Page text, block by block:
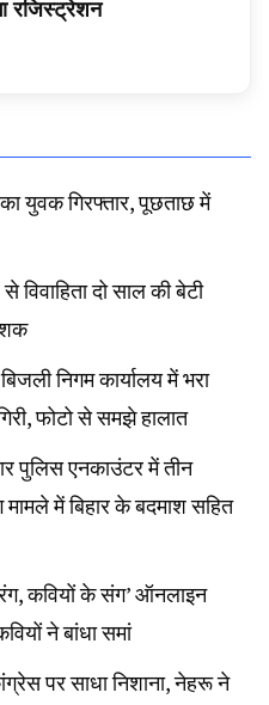
रजिस्ट्रेशन
युवक गिरफ्तार, पूछताछ में
विवाहिता दो साल की बेटी
शक
निगम कार्यालय में भरा
फोटो से समझे हालात
पुलिस एनकाउंटर में तीन
में बिहार के बदमाश सहित
कवियों के संग’ ऑनलाइन
ने बांधा समां
पर साधा निशाना, नेहरू ने